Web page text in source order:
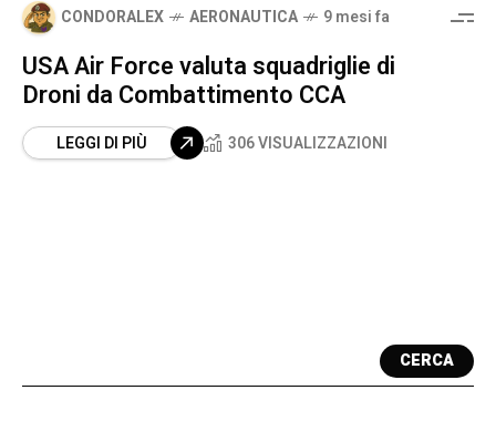
CONDORALEX AERONAUTICA 9 mesi fa
USA Air Force valuta squadriglie di
Droni da Combattimento CCA
LEGGI DI PIÙ 306 VISUALIZZAZIONI
CERCA